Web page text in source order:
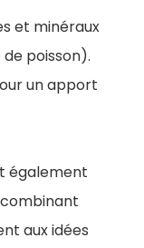
et minéraux
de poisson).
un apport
également
aux idées